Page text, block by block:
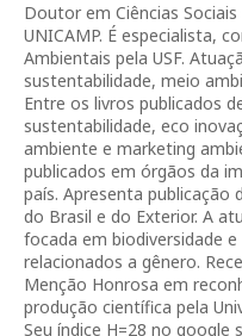
Doutor em Ciências
UNICAMP. É especialista,
Ambientais pela USF.
sustentabilidade, meio
Entre os livros publicados
sustentabilidade, eco
ambiente e marketing
publicados em órgãos da
país. Apresenta
do Brasil e do Exterior. A
focada em biodiversidade
relacionados a gênero.
Menção Honrosa em
produção científica pela
Seu índice H=28 no google